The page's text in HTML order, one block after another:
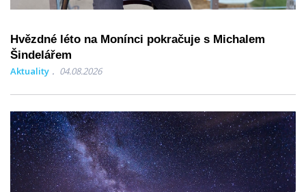
Hvězdné léto na Monínci pokračuje s Michalem
Šindelářem
Aktuality 04.08.2026